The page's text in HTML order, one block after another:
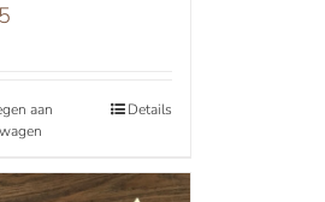
aan
Details